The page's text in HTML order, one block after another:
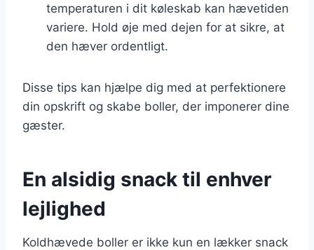
temperaturen i dit køleskab kan hævetiden
variere. Hold øje med dejen for at sikre, at
den hæver ordentligt.
Disse tips kan hjælpe dig med at perfektionere
din opskrift og skabe boller, der imponerer dine
gæster.
En alsidig snack til enhver
lejlighed
Koldhævede boller er ikke kun en lækker snack